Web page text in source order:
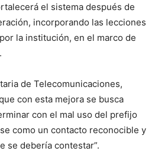
el sistema después de
incorporando las lecciones
la institución, en el marco de
de Telecomunicaciones,
con esta mejora se busca
con el mal uso del prefijo
como un contacto reconocible y
se debería contestar”.